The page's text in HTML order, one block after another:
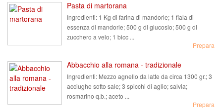
Pasta di martorana
Ingredienti: 1 Kg di farina di mandorle; 1 fiala di
essenza di mandorle; 500 g di glucosio; 500 g di
zucchero a velo; 1 bicc ...
Prepara
Abbacchio alla romana - tradizionale
Ingredienti: Mezzo agnello da latte da circa 1300 gr.; 3
acciughe sotto sale; 3 spicchi di aglio; salvia;
rosmarino q.b.; aceto ...
Prepara